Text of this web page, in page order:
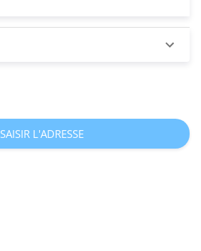
SAISIR L'ADRESSE